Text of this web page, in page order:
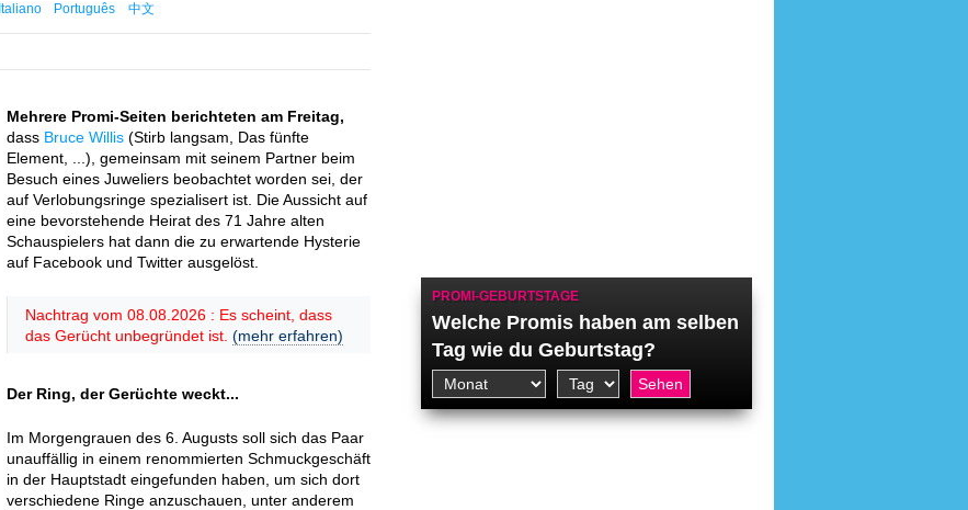
Italiano Português 中文
Mehrere Promi-Seiten berichteten am Freitag,
dass Bruce Willis (Stirb langsam, Das fünfte
Element, ...), gemeinsam mit seinem Partner beim
Besuch eines Juweliers beobachtet worden sei, der
auf Verlobungsringe spezialisert ist. Die Aussicht auf
eine bevorstehende Heirat des 71 Jahre alten
Schauspielers hat dann die zu erwartende Hysterie
auf Facebook und Twitter ausgelöst.
Nachtrag vom 08.08.2026 : Es scheint, dass
das Gerücht unbegründet ist. (mehr erfahren)
Der Ring, der Gerüchte weckt...
Im Morgengrauen des 6. Augusts soll sich das Paar
unauffällig in einem renommierten Schmuckgeschäft
in der Hauptstadt eingefunden haben, um sich dort
verschiedene Ringe anzuschauen, unter anderem
PROMI-GEBURTSTAGE
Welche Promis haben am selben
Tag wie du Geburtstag?